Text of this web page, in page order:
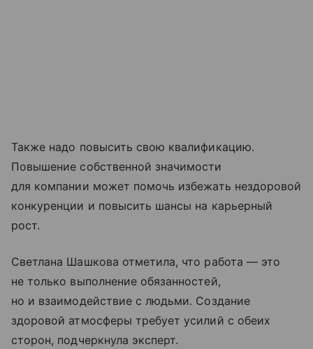
Также надо повысить свою квалификацию.
Повышение собственной значимости
для компании может помочь избежать нездоровой
конкуренции и повысить шансы на карьерный
рост.
Светлана Шашкова отметила, что работа — это
не только выполнение обязанностей,
но и взаимодействие с людьми. Создание
здоровой атмосферы требует усилий с обеих
сторон, подчеркнула эксперт.